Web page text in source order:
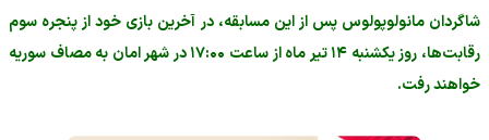
شاگردان مانولوپولوس پس از این مسابقه، در آخرین بازی خود از پنجره سوم
رقابت‌ها، روز یکشنبه ۱۴ تیر ماه از ساعت ۱۷:۰۰ در شهر امان به مصاف سوریه
خواهند رفت.